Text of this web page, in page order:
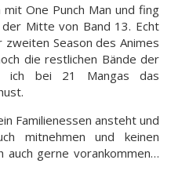
One Punch Man und fing
Mitte von Band 13. Echt
Season des Animes
die restlichen Bände der
bei 21 Mangas das
Familienessen ansteht und
mitnehmen und keinen
auch gerne vorankommen…